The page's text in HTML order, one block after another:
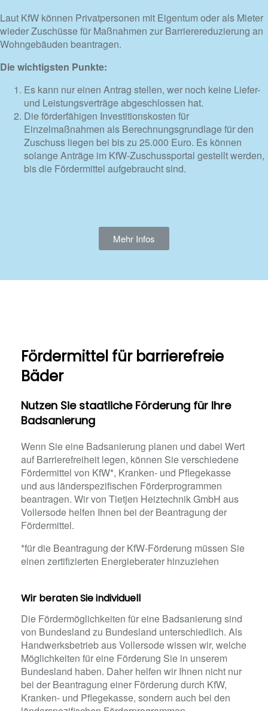
Laut KfW können Privatpersonen mit Eigentum oder als Mieter
wieder Zuschüsse für Maßnahmen zur Barrierereduzierung an
Wohngebäuden beantragen.
Die wichtigsten Punkte:
Es kann nur einen Antrag stellen, wer noch keine Liefer-
und Leistungsverträge abgeschlossen hat.
Die förderfähigen Investitionskosten für
Einzelmaßnahmen als Berechnungsgrundlage für den
Zuschuss liegen bei bis zu 25.000 Euro. Es können
solange Anträge im KfW-Zuschussportal gestellt werden,
bis die Fördermittel aufgebraucht sind.
Mehr Infos
Fördermittel für barrierefreie
Bäder
Nutzen Sie staatliche Förderung für Ihre
Badsanierung
Wenn Sie eine Badsanierung planen und dabei Wert
auf Barrierefreiheit legen, können Sie verschiedene
Fördermittel von KfW*, Kranken- und Pflegekasse
und aus länderspezifischen Förderprogrammen
beantragen. Wir von Tietjen Heiztechnik GmbH aus
Vollersode helfen Ihnen bei der Beantragung der
Fördermittel.
*für die Beantragung der KfW-Förderung müssen Sie
einen zertifizierten Energieberater hinzuziehen
Wir beraten Sie individuell
Die Fördermöglichkeiten für eine Badsanierung sind
von Bundesland zu Bundesland unterschiedlich. Als
Handwerksbetrieb aus Vollersode wissen wir, welche
Möglichkeiten für eine Förderung Sie in unserem
Bundesland haben. Daher helfen wir Ihnen nicht nur
bei der Beantragung einer Förderung durch KfW,
Kranken- und Pflegekasse, sondern auch bei den